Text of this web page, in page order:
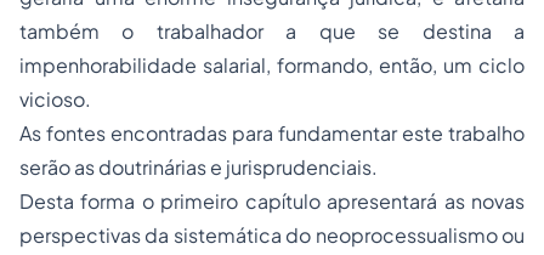
também o trabalhador a que se destina a
impenhorabilidade salarial, formando, então, um ciclo
vicioso.
As fontes encontradas para fundamentar este trabalho
serão as doutrinárias e jurisprudenciais.
Desta forma o primeiro capítulo apresentará as novas
perspectivas da sistemática do neoprocessualismo ou